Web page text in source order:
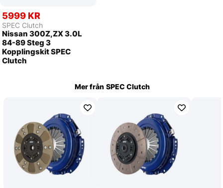
5999 KR
SPEC Clutch
Nissan 300Z,ZX 3.0L
84-89 Steg 3
Kopplingskit SPEC
Clutch
Mer från SPEC Clutch